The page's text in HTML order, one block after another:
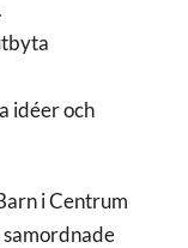
idéer och
i Centrum
samordnade